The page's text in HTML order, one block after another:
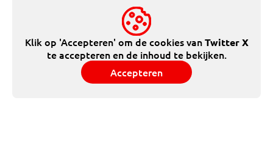
Klik op 'Accepteren' om de cookies vanTwitter X
te accepteren en de inhoud te bekijken.
Accepteren